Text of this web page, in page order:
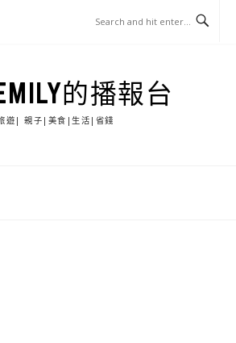
的播報台
遊| 親子|美食|生活|省錢